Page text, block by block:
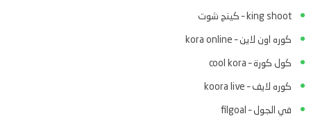
king shoot – كينج شوت
كوره اون لاين – kora online
كول كورة – cool kora
كوره لايف – koora live
في الجول – filgoal